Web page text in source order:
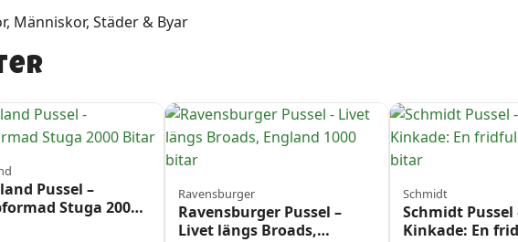
Människor, Städer & Byar
Pussel –
Stuga 2000
Ravensburger
Ravensburger Pussel –
Livet längs Broads,
Schmidt
Schmidt Pussel
Kinkade: En